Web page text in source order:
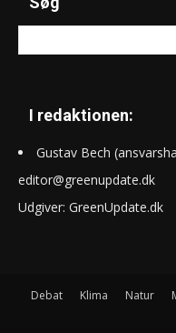
I redaktionen:
Gustav Bech
editor@greenupdate.dk
Udgiver: GreenUpdate.dk
Debat Klima Natur